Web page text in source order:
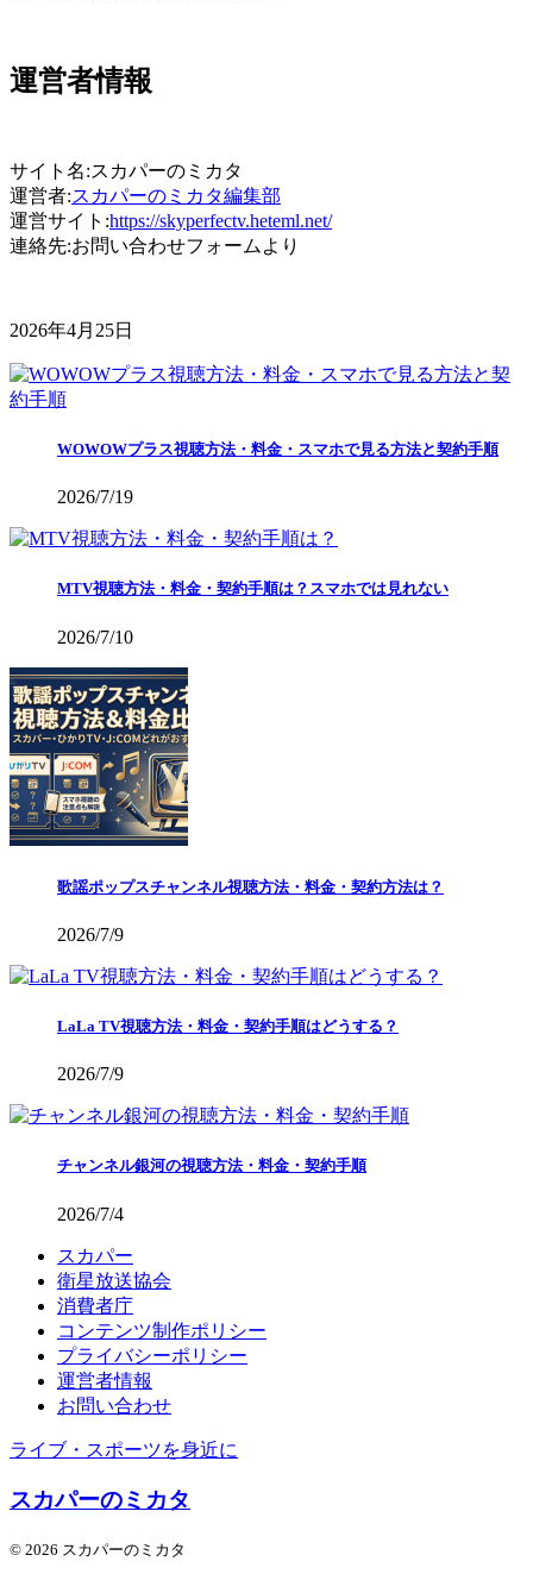
運営者情報
サイト名:スカパーのミカタ
運営者:スカパーのミカタ編集部
運営サイト:https://skyperfectv.heteml.net/
連絡先:お問い合わせフォームより
2026年4月25日
WOWOWプラス視聴方法・料金・スマホで見る方法と契約手順
2026/7/19
MTV視聴方法・料金・契約手順は？スマホでは見れない
2026/7/10
歌謡ポップスチャンネル視聴方法・料金・契約方法は？
2026/7/9
LaLa TV視聴方法・料金・契約手順はどうする？
2026/7/9
チャンネル銀河の視聴方法・料金・契約手順
2026/7/4
スカパー
衛星放送協会
消費者庁
コンテンツ制作ポリシー
プライバシーポリシー
運営者情報
お問い合わせ
ライブ・スポーツを身近に
スカパーのミカタ
© 2026 スカパーのミカタ